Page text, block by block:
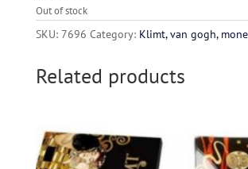
Out of stock
SKU: 7696 Category: Klimt, van gogh,
Related products